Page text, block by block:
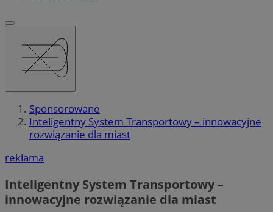
Sponsorowane
Inteligentny System Transportowy – innowacyjne
rozwiązanie dla miast
reklama
Inteligentny System Transportowy –
innowacyjne rozwiązanie dla miast